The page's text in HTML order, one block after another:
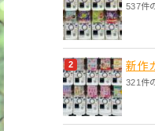
537件
新作
321件